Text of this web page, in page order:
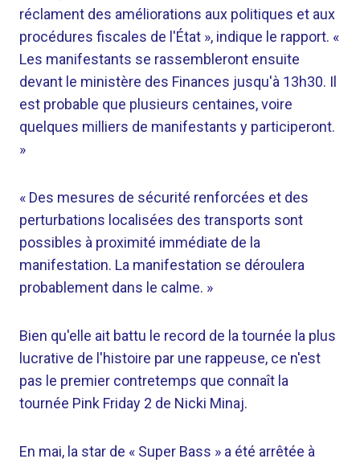
réclament des améliorations aux politiques et aux
procédures fiscales de l'État », indique le rapport. «
Les manifestants se rassembleront ensuite
devant le ministère des Finances jusqu'à 13h30. Il
est probable que plusieurs centaines, voire
quelques milliers de manifestants y participeront.
»
« Des mesures de sécurité renforcées et des
perturbations localisées des transports sont
possibles à proximité immédiate de la
manifestation. La manifestation se déroulera
probablement dans le calme. »
Bien qu'elle ait battu le record de la tournée la plus
lucrative de l'histoire par une rappeuse, ce n'est
pas le premier contretemps que connaît la
tournée Pink Friday 2 de Nicki Minaj.
En mai, la star de « Super Bass » a été arrêtée à